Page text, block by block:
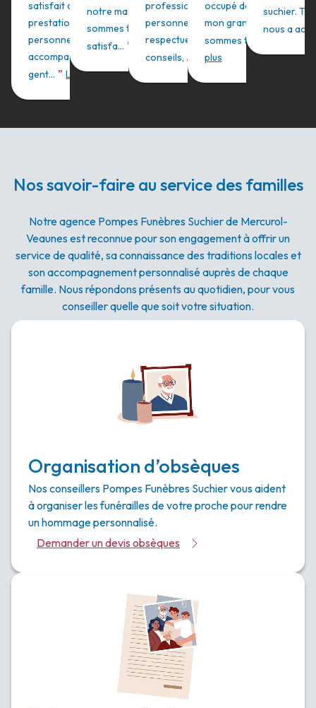
satisfait de la
prestation. Le
personnel nous a
accompagné avec
gent... ” Lire plus
notre maman. Nous
sommes très
satisfa... ” Lire plus
professionnel, des
personnes à l'écoute,
respectueuses, de bons
conseils, ...
Lire plus
occupé des funérailles
mon grand-père. Nous
sommes très sati...
plus
suchier.
nous a
Nos savoir-faire au service des familles
Notre agence Pompes Funèbres Suchier de Mercurol-
Veaunes est reconnue pour son engagement à offrir un
service de qualité, sa connaissance des traditions locales et
son accompagnement personnalisé auprès de chaque
famille. Nous répondons présents au quotidien, pour vous
conseiller quelle que soit votre situation.
Organisation d’obsèques
Nos conseillers Pompes Funèbres Suchier vous aident
à organiser les funérailles de votre proche pour rendre
un hommage personnalisé.
Demander un devis obsèques